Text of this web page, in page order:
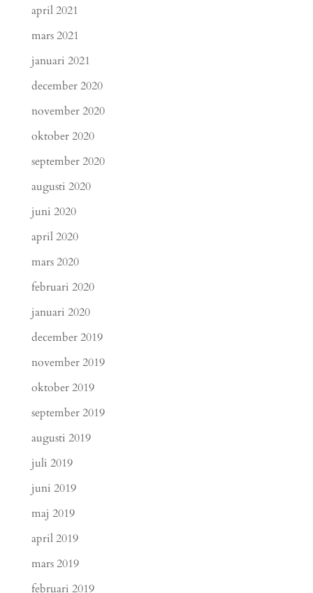
april 2021
mars 2021
januari 2021
december 2020
november 2020
oktober 2020
september 2020
augusti 2020
juni 2020
april 2020
mars 2020
februari 2020
januari 2020
december 2019
november 2019
oktober 2019
september 2019
augusti 2019
juli 2019
juni 2019
maj 2019
april 2019
mars 2019
februari 2019